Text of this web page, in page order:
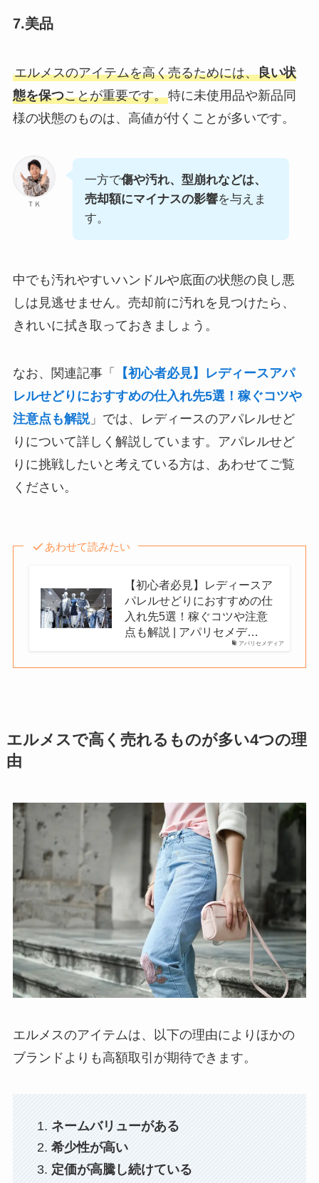
7.美品
エルメスのアイテムを高く売るためには、良い状
態を保つことが重要です。特に未使用品や新品同
様の状態のものは、高値が付くことが多いです。
ＴＫ
一方で傷や汚れ、型崩れなどは、
売却額にマイナスの影響を与えま
す。
中でも汚れやすいハンドルや底面の状態の良し悪
しは見逃せません。売却前に汚れを見つけたら、
きれいに拭き取っておきましょう。
なお、関連記事「
【初心者必見】レディースアパ
レルせどりにおすすめの仕入れ先5選！稼ぐコツや
注意点も解説」では、レディースのアパレルせど
りについて詳しく解説しています。アパレルせど
りに挑戦したいと考えている方は、あわせてご覧
ください。
あわせて読みたい
アパリセメディア
【初心者必見】レディースア
パレルせどりにおすすめの仕
入れ先5選！稼ぐコツや注意
点も解説 | アパリセメデ…
エルメスで高く売れるものが多い4つの理
由
エルメスのアイテムは、以下の理由によりほかの
ブランドよりも高額取引が期待できます。
ネームバリューがある
希少性が高い
定価が高騰し続けている